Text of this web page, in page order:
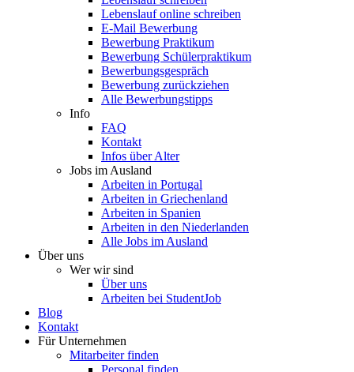
Lebenslauf online schreiben
E-Mail Bewerbung
Bewerbung Praktikum
Bewerbung Schülerpraktikum
Bewerbungsgespräch
Bewerbung zurückziehen
Alle Bewerbungstipps
Info
FAQ
Kontakt
Infos über Alter
Jobs im Ausland
Arbeiten in Portugal
Arbeiten in Griechenland
Arbeiten in Spanien
Arbeiten in den Niederlanden
Alle Jobs im Ausland
Über uns
Wer wir sind
Über uns
Arbeiten bei StudentJob
Blog
Kontakt
Für Unternehmen
Mitarbeiter finden
Personal finden